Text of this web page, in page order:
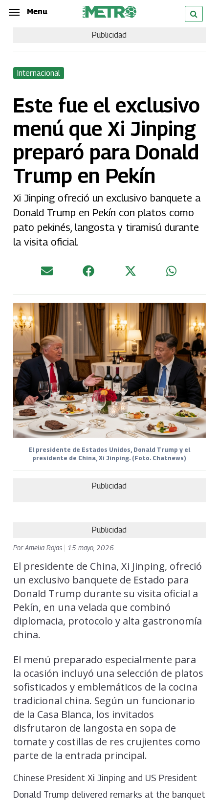
Skip
content
Menu
Publicidad
Internacional
Este fue el exclusivo
menú que Xi Jinping
preparó para Donald
Trump en Pekín
Xi Jinping ofreció un exclusivo banquete a
Donald Trump en Pekín con platos como
pato pekinés, langosta y tiramisú durante
la visita oficial.
El presidente de Estados Unidos, Donald Trump y el
presidente de China, Xi Jinping. (Foto. Chatnews)
Publicidad
Publicidad
PorAmelia Rojas 15 mayo, 2026
El presidente de China, Xi Jinping, ofreció
un exclusivo banquete de Estado para
Donald Trump durante su visita oficial a
Pekín, en una velada que combinó
diplomacia, protocolo y alta gastronomía
china.
El menú preparado especialmente para
la ocasión incluyó una selección de platos
sofisticados y emblemáticos de la cocina
tradicional china. Según un funcionario
de la Casa Blanca, los invitados
disfrutaron de langosta en sopa de
tomate y costillas de res crujientes como
parte de la entrada principal.
Chinese President Xi Jinping and US President
Donald Trump delivered remarks at the banquet
Menu